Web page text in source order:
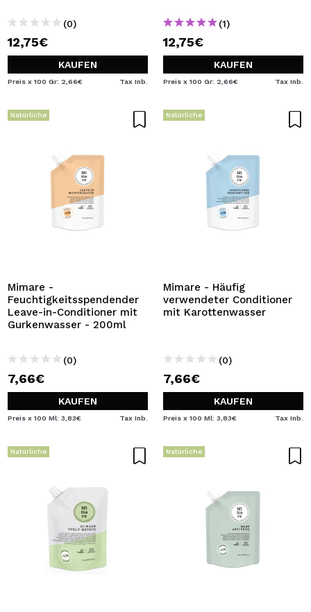
(0)
12,75€
KAUFEN
Preis x 100 Gr: 2,66€ Tax Inb.
(1)
12,75€
KAUFEN
Preis x 100 Gr: 2,66€ Tax Inb.
Natürliche
Mimare -
Feuchtigkeitsspendender
Leave-in-Conditioner mit
Gurkenwasser - 200ml
(0)
7,66€
KAUFEN
Preis x 100 Ml: 3,83€ Tax Inb.
Natürliche
Mimare - Häufig
verwendeter Conditioner
mit Karottenwasser
(0)
7,66€
KAUFEN
Preis x 100 Ml: 3,83€ Tax Inb.
Natürliche Natürliche